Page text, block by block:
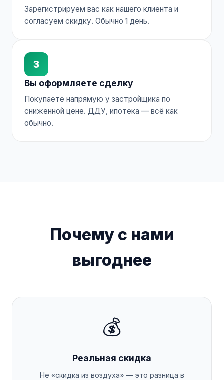
Зарегистрируем вас как нашего клиента и
согласуем скидку. Обычно 1 день.
3
Вы оформляете сделку
Покупаете напрямую у застройщика по
сниженной цене. ДДУ, ипотека — всё как
обычно.
Почему с нами
выгоднее
💰
Реальная скидка
Не «скидка из воздуха» — это разница в